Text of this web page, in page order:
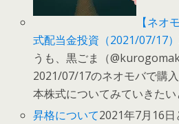
【ネオ
式配当金投資（2021/07/17）
うも、黒ごま（
2021/07/17のネオモバで購
本株式についてみていきたい
昇格について2021年7月16日